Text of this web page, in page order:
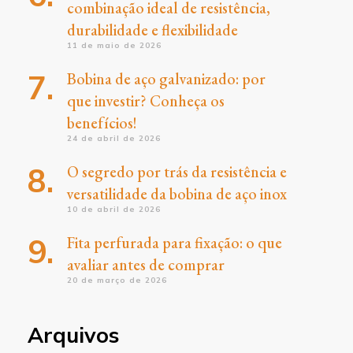
combinação ideal de resistência,
durabilidade e flexibilidade
11 de maio de 2026
Bobina de aço galvanizado: por
que investir? Conheça os
benefícios!
24 de abril de 2026
O segredo por trás da resistência e
versatilidade da bobina de aço inox
10 de abril de 2026
Fita perfurada para fixação: o que
avaliar antes de comprar
20 de março de 2026
Arquivos